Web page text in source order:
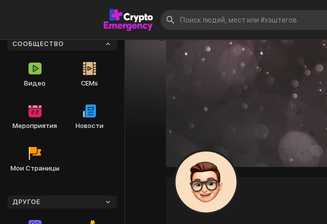
СООБЩЕСТВО
Видео CEMs
Мероприятия Новости
Мои Страницы
ДРУГОЕ